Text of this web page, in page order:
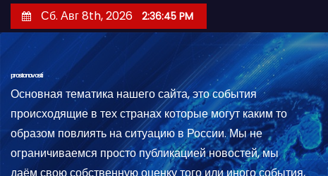
е
й
Сб. Авг 8th, 2026 2:36:46 PM
prostonovosti
Основная тематика нашего сайта, это события
происходящие в тех странах которые могут каким то
образом повлиять на ситуацию в России. Мы не
ограничиваемся просто публикацией новостей, мы